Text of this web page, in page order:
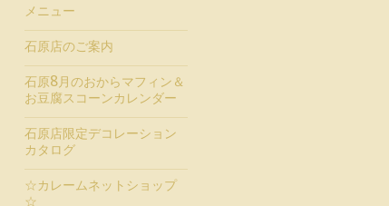
メニュー
石原店のご案内
石原8月のおからマフィン＆
お豆腐スコーンカレンダー
石原店限定デコレーション
カタログ
☆カレームネットショップ